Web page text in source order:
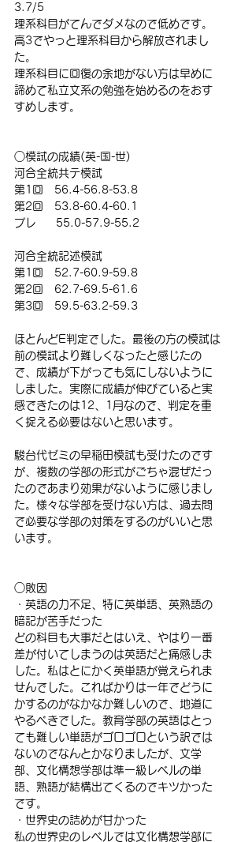
3.7/5
理系科目がてんでダメなので低めです。
高3でやっと理系科目から解放されまし
た。
理系科目に回復の余地がない方は早めに
諦めて私立文系の勉強を始めるのをおす
すめします。
○模試の成績(英-国-世)
河合全統共テ模試
第1回　56.4-56.8-53.8
第2回　53.8-60.4-60.1
プレ     55.0-57.9-55.2
河合全統記述模試
第1回　52.7-60.9-59.8
第2回　62.7-69.5-61.6
第3回　59.5-63.2-59.3
ほとんどE判定でした。最後の方の模試は
前の模試より難しくなったと感じたの
で、成績が下がっても気にしないように
しました。実際に成績が伸びていると実
感できたのは12、1月なので、判定を重
く捉える必要はないと思います。
駿台代ゼミの早稲田模試も受けたのです
が、複数の学部の形式がごちゃ混ぜだっ
たのであまり効果がないように感じまし
た。様々な学部を受けない方は、過去問
で必要な学部の対策をするのがいいと思
います。
○敗因
・英語の力不足、特に英単語、英熟語の
暗記が苦手だった
どの科目も大事だとはいえ、やはり一番
差が付いてしまうのは英語だと痛感しま
した。私はとにかく英単語が覚えられま
せんでした。こればかりは一年でどうに
かするのがなかなか難しいので、地道に
やるべきでした。教育学部の英語はとっ
ても難しい単語がゴロゴロという訳では
ないのでなんとかなりましたが、文学
部、文化構想学部は準一級レベルの単
語、熟語が結構出てくるのでキツかった
です。
・世界史の詰めが甘かった
私の世界史のレベルでは文化構想学部に